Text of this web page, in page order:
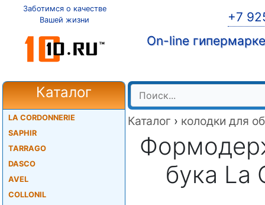
Заботимся о качестве
Вашей жизни
+7
On-line
Каталог
LA CORDONNERIE
SAPHIR
TARRAGO
DASCO
AVEL
COLLONIL
Каталог › колодки для
бука La